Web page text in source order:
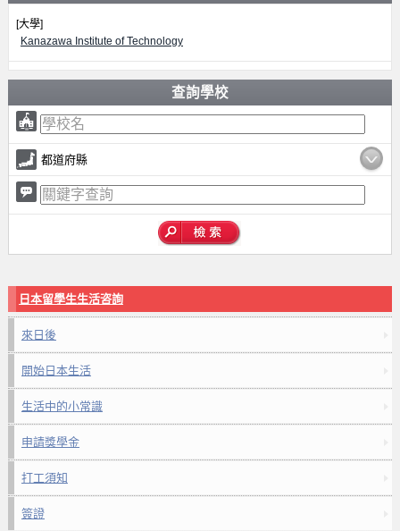
[大學]
Kanazawa Institute of Technology
查詢學校
都道府縣
日本留學生生活咨詢
來日後
開始日本生活
生活中的小常識
申請獎學金
打工須知
簽證